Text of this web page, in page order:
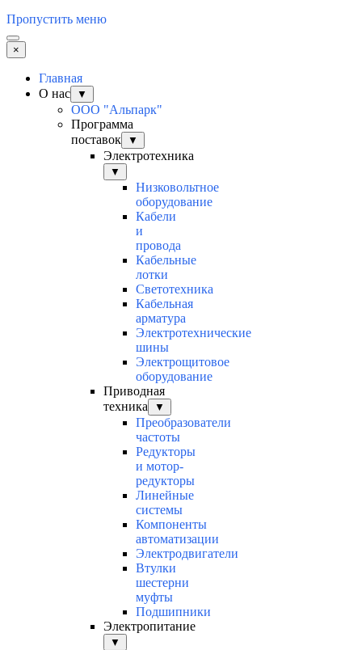
Пропустить меню
×
Главная
О нас
▼
ООО "Альпарк"
Программа
поставок
▼
Электротехника
▼
Низковольтное
оборудование
Кабели
и
провода
Кабельные
лотки
Светотехника
Кабельная
арматура
Электротехнические
шины
Электрощитовое
оборудование
Приводная
техника
▼
Преобразователи
частоты
Редукторы
и мотор-
редукторы
Линейные
системы
Компоненты
автоматизации
Электродвигатели
Втулки
шестерни
муфты
Подшипники
Электропитание
▼